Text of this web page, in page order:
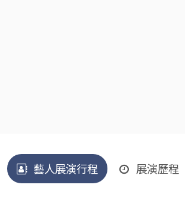
藝人展演行程 展演歷程